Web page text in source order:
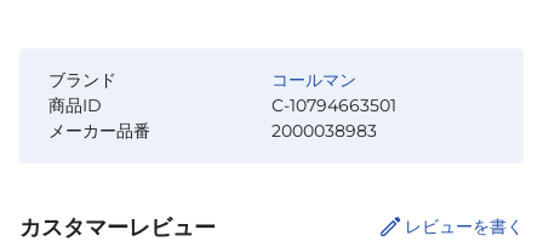
ブランド
コールマン
商品ID
C-10794663501
メーカー品番
2000038983
カスタマーレビュー レビューを書く